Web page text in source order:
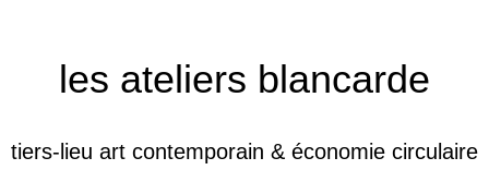
les ateliers blancarde
tiers-lieu art contemporain & économie circulaire